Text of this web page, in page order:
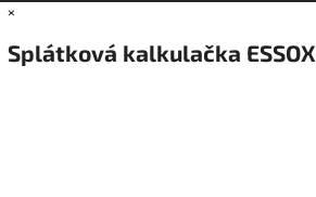
×
Splátková kalkulačka ESSOX